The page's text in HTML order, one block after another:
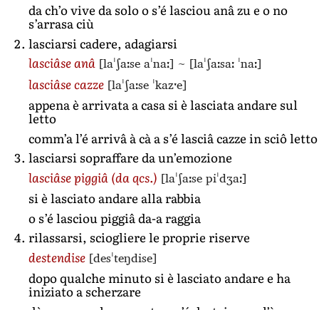
da ch’o vive da solo o s’é lasciou anâ zu e o no
s’arrasa ciù
lasciarsi cadere, adagiarsi
lasciâse anâ [laˈʃaːse aˈnaː] ~ [laˈʃaːsaː ˈnaː]
lasciâse cazze [laˈʃaːse ˈkazˑe]
appena è arrivata a casa si è lasciata andare sul
letto
comm’a l’é arrivâ à cà a s’é lasciâ cazze in sciô letto
lasciarsi sopraffare da un’emozione
lasciâse piggiâ (da qcs.) [laˈʃaːse piˈdʒaː]
si è lasciato andare alla rabbia
o s’é lasciou piggiâ da-a raggia
rilassarsi, sciogliere le proprie riserve
destendise [desˈteŋdise]
dopo qualche minuto si è lasciato andare e ha
iniziato a scherzare